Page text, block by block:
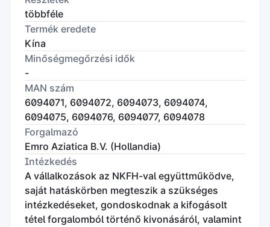
többféle
Termék eredete
Kína
Minőségmegőrzési idők
-
MAN szám
6094071, 6094072, 6094073, 6094074,
6094075, 6094076, 6094077, 6094078
Forgalmazó
Emro Aziatica B.V. (Hollandia)
Intézkedés
A vállalkozások az NKFH-val együttműködve,
saját hatáskörben megteszik a szükséges
intézkedéseket, gondoskodnak a kifogásolt
tétel forgalomból történő kivonásáról, valamint